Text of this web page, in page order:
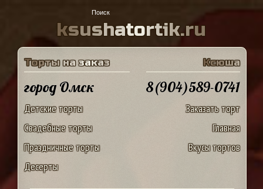
ksushatortik.ru
Торты на заказ
город Омск
Детские торты
Свадебные торты
Праздничные торты
Десерты
Ксюша
8(904)589-0741
Заказать торт
Главная
Вкусы тортов